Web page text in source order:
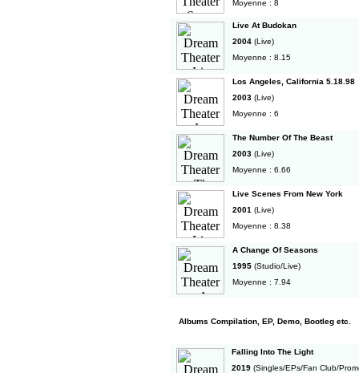
Moyenne : 8
Live At Budokan
2004 (Live)
Moyenne : 8.15
Los Angeles, California 5.18.98
2003 (Live)
Moyenne : 6
The Number Of The Beast
2003 (Live)
Moyenne : 6.66
Live Scenes From New York
2001 (Live)
Moyenne : 8.38
A Change Of Seasons
1995 (Studio/Live)
Moyenne : 7.94
Albums Compilation, EP, Demo, Bootleg etc.
Falling Into The Light
2019 (Singles/EPs/Fan Club/